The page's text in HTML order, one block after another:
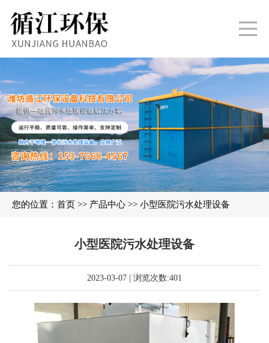
您的位置： 首页 >> 产品中心 >> 小型医院污水处理设备
小型医院污水处理设备
2023-03-07 | 浏览次数:401